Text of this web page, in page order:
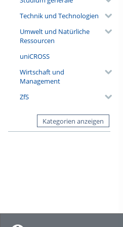
Technik und Technologien
Umwelt und Natürliche
Ressourcen
uniCROSS
Wirtschaft und
Management
ZfS
Kategorien anzeigen